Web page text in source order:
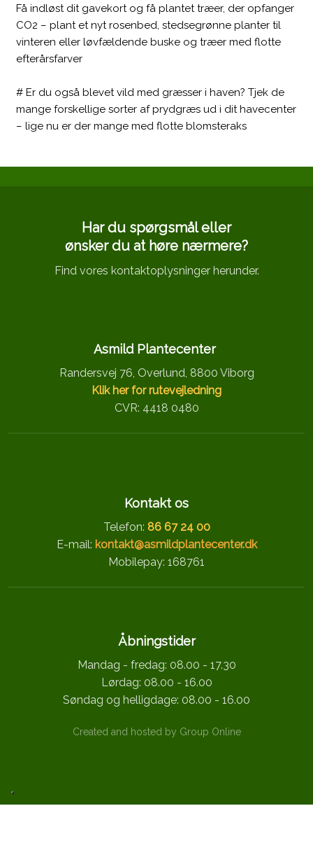
Få indløst dit gavekort og få plantet træer, der opfanger
CO2 – plant et nyt rosenbed, stedsegrønne planter til
vinteren eller løvfældende buske og træer med flotte
efterårsfarver
# Er du også blevet vild med græsser i haven? Tjek de
mange forskellige sorter af prydgræs ud i dit havecenter
– lige nu er der mange med flotte blomsteraks
Har du spørgsmål eller
​ønsker du at høre nærmere?
Find vores kontaktoplysninger herunder.
Asmild Plantecenter
Randersvej 76, Overlund, 8800 Viborg
Klik her for rutevejledning
CVR: 4418 0480
Kontakt os
Telefon: 86 67 24 00
E-mail: kontakt@asmildplantecenter.dk
Mobilepay: 168761
Åbningstider
Mandag - fredag: 08.00 - 17.30
Lørdag: 08.00 - 16.00
Søndag og helligdage: 08.00 - 16.00
Created and hosted by Group Online